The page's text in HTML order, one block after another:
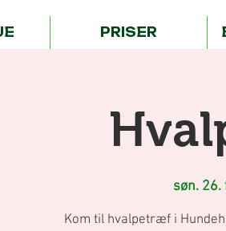
PRISER
søn. 26.
Kom til hvalpetræf i